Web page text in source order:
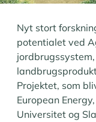
Nyt stort
potentialet ved
Projektet, som
European
Universitet og